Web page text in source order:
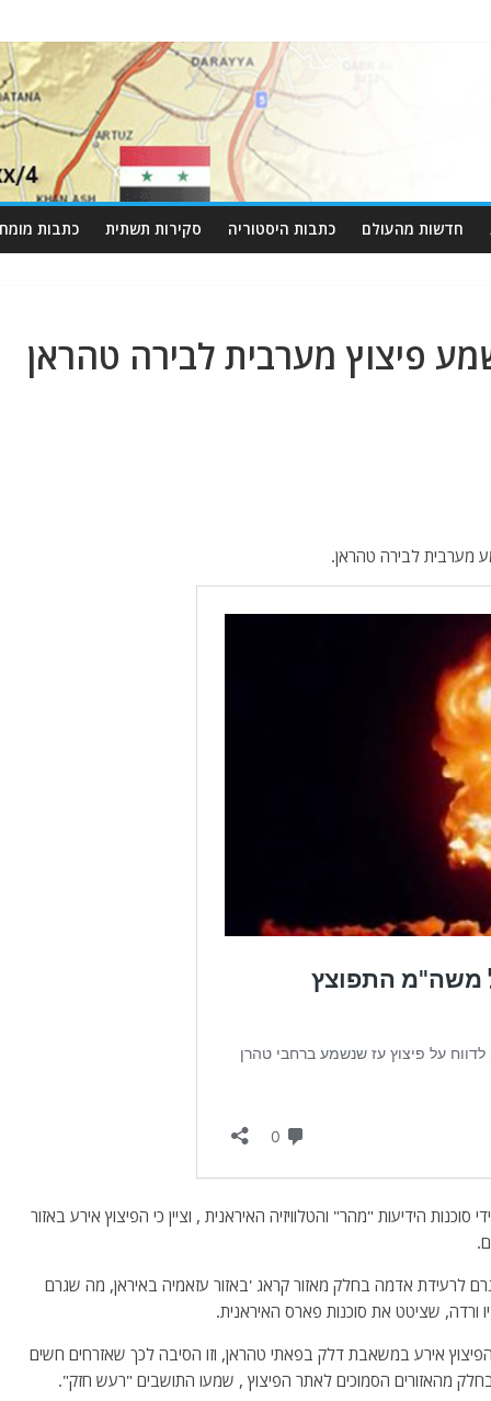
חדשות מהעולם כתבות היסטוריה סקירות תשתית כתבות
פיצוץ מערבית לבירה טהראן
מערבית לבירה טהראן.
הידיעות "מהר" והטלוויזיה האיראנית , וציין כי הפיצוץ אירע באזור
01:00 בלילה." והפיצוץ גרם לרעידת אדמה בחלק מאזור קראג 'באזור עזאמיה באיראן, מה שגרם
ורדה, שציטט את סוכנות פארס האיראנית.
הפיצוץ אירע במשאבת דלק בפאתי טהראן, וזו הסיבה לכך שאזרחים חשים
מהאזורים הסמוכים לאתר הפיצוץ , שמעו התושבים "רעש חזק".